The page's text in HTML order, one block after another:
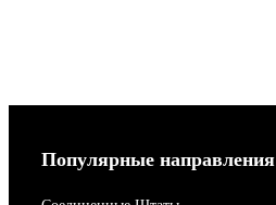
Популярные направления